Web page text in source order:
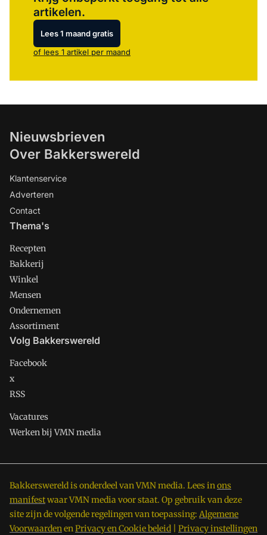
artikelen.
Lees 1 maand gratis
of lees 1 artikel per maand
Nieuwsbrieven
Over Bakkerswereld
Klantenservice
Adverteren
Contact
Thema's
Recepten
Bakkerij
Winkel
Mensen
Ondernemen
Assortiment
Volg Bakkerswereld
Facebook
x
RSS
Vacatures
Werken bij VMN media
Bakkerswereld is onderdeel van VMN media. Lees inons
manifestwaar VMN media voor staat. Op gebruik van deze
site zijn de volgende regelingen van toepassing: Algemene
VoorwaardenenPrivacy en Cookie beleid Privacy instellingen